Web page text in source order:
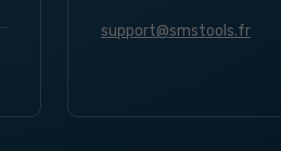
support@smstools.fr